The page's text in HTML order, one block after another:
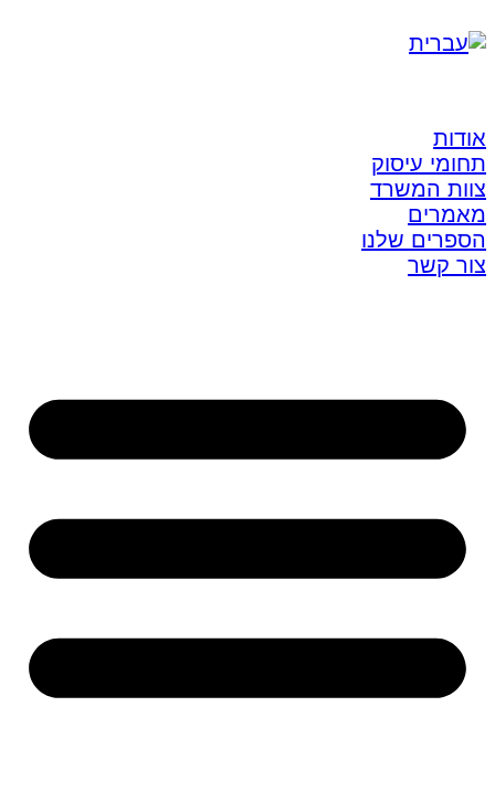
אודות
תחומי עיסוק
צוות המשרד
מאמרים
הספרים שלנו
צור קשר